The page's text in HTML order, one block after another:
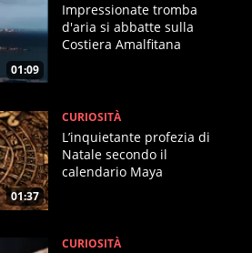
01:09
Impressionate tromba
d'aria si abbatte sulla
Costiera Amalfitana
01:37
CURIOSITÀ
L’inquietante profezia di
Natale secondo il
calendario Maya
CURIOSITÀ